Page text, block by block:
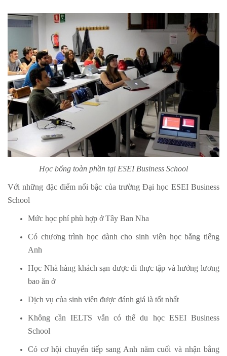
Học bổng toàn phần tại ESEI Business School
Với những đặc điểm nổi bậc của trường Đại học ESEI Business
School
Mức học phí phù hợp ở Tây Ban Nha
Có chương trình học dành cho sinh viên học bằng tiếng
Anh
Học Nhà hàng khách sạn được đi thực tập và hưởng lương
bao ăn ở
Dịch vụ của sinh viên được đánh giá là tốt nhất
Không cần IELTS vẫn có thể du học ESEI Business
School
Có cơ hội chuyển tiếp sang Anh năm cuối và nhận bằng